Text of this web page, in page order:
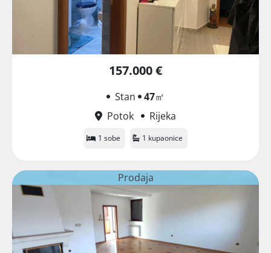
157.000 €
Stan 47㎡
Potok
Rijeka
1 sobe 1 kupaonice
Prodaja